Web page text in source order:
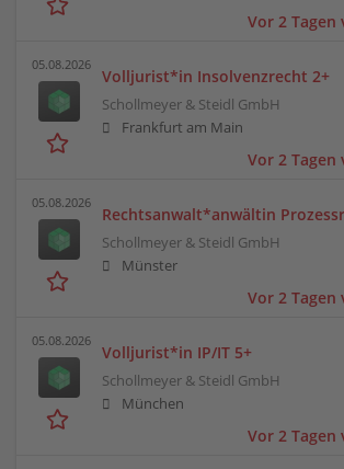
Vor 2
05.08.2026
Volljurist*in Insolvenzrecht 2+
Schollmeyer & Steidl GmbH
Frankfurt am Main
Vor 2
05.08.2026
Rechtsanwalt*anwältin
Schollmeyer & Steidl GmbH
Münster
Vor 2
05.08.2026
Volljurist*in IP/IT 5+
Schollmeyer & Steidl GmbH
München
Vor 2